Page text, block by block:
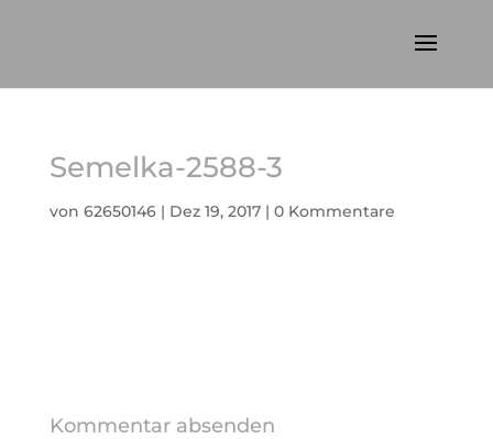
Semelka-2588-3
von 62650146| Dez 19, 2017| 0 Kommentare
Kommentar absenden